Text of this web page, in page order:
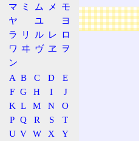
広告
マ ミ ム メ
モ
ヤ
ユ
ヨ
ラ
リ ル レ ロ
ワ ヰ ヴ ヱ
ヲ
ン
A B C D
E
F G H I
J
K L M N
O
P Q R S
T
U V W X
Y